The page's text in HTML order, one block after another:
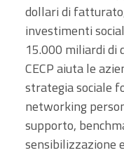
dollari di
investimenti
15.000 miliardi di
CECP aiuta le
strategia sociale
networking
supporto,
sensibilizzazione